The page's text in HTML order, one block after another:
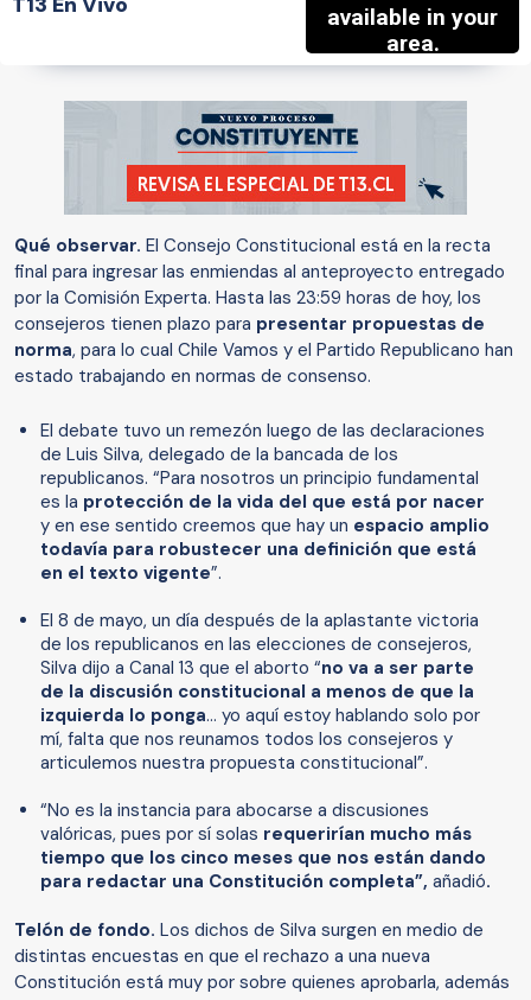
Qué observar. El Consejo Constitucional está en la recta
final para ingresar las enmiendas al anteproyecto entregado
por la Comisión Experta. Hasta las 23:59 horas de hoy, los
consejeros tienen plazo para presentar propuestas de
norma, para lo cual Chile Vamos y el Partido Republicano han
estado trabajando en normas de consenso.
El debate tuvo un remezón luego de las declaraciones
de Luis Silva, delegado de la bancada de los
republicanos. “Para nosotros un principio fundamental
es la protección de la vida del que está por nacer
y en ese sentido creemos que hay un espacio amplio
todavía para robustecer una definición que está
en el texto vigente”.
El 8 de mayo, un día después de la aplastante victoria
de los republicanos en las elecciones de consejeros,
Silva dijo a Canal 13 que el aborto “no va a ser parte
de la discusión constitucional a menos de que la
izquierda lo ponga… yo aquí estoy hablando solo por
mí, falta que nos reunamos todos los consejeros y
articulemos nuestra propuesta constitucional”.
“No es la instancia para abocarse a discusiones
valóricas, pues por sí solas requerirían mucho más
tiempo que los cinco meses que nos están dando
para redactar una Constitución completa”, añadió.
Telón de fondo. Los dichos de Silva surgen en medio de
distintas encuestas en que el rechazo a una nueva
Constitución está muy por sobre quienes aprobarla, además